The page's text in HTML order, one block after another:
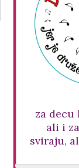
za decu
ali i
sviraju,